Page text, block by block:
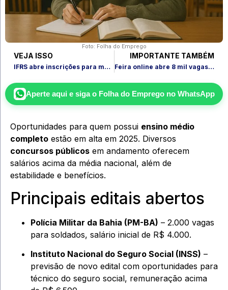
Foto: Folha do Emprego
VEJA ISSO
IFRS abre inscrições para mais de 400 cursos online gratuitos
IMPORTANTE TAMBÉM
Feira online abre 8 mil vagas de emprego e estágio para jovens
Aperte aqui e siga o Folha do Empregono WhatsApp
Oportunidades para quem possui ensino médio
completo estão em alta em 2025. Diversos
concursos públicos em andamento oferecem
salários acima da média nacional, além de
estabilidade e benefícios.
Principais editais abertos
Polícia Militar da Bahia (PM-BA) – 2.000 vagas
para soldados, salário inicial de R$ 4.000.
Instituto Nacional do Seguro Social (INSS) –
previsão de novo edital com oportunidades para
técnico do seguro social, remuneração acima